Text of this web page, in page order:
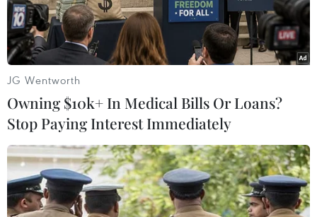
#Chip AI #Trí tuệ Nhân tạo
#AI tạo sinh
JG Wentworth
Owning $10k+ In Medical Bills Or Loans?
Stop Paying Interest Immediately